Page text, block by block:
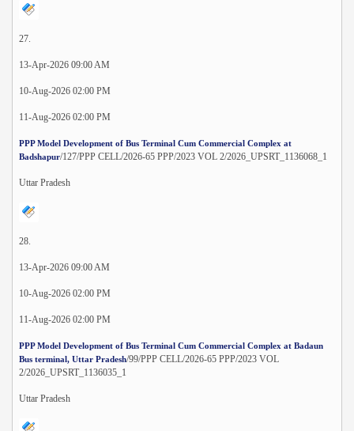
27.
13-Apr-2026 09:00 AM
10-Aug-2026 02:00 PM
11-Aug-2026 02:00 PM
PPP Model Development of Bus Terminal Cum Commercial Complex at
Badshapur/127/PPP CELL/2026-65 PPP/2023 VOL 2/2026_UPSRT_1136068_1
Uttar Pradesh
28.
13-Apr-2026 09:00 AM
10-Aug-2026 02:00 PM
11-Aug-2026 02:00 PM
PPP Model Development of Bus Terminal Cum Commercial Complex at Badaun
Bus terminal, Uttar Pradesh/99/PPP CELL/2026-65 PPP/2023 VOL
2/2026_UPSRT_1136035_1
Uttar Pradesh